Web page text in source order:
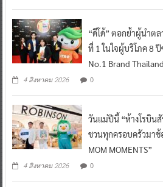
“ดีโด้” ตอกย้ำผู้นำต
ที่ 1 ในใจผู้บริโภค 8
No.1 Brand
4 สิงหาคม 2026 0
วันแม่ปีนี้ “ห้างโรบิน
ชวนทุกครอบครัวมาช้
MOM MOMENTS”
4 สิงหาคม 2026 0